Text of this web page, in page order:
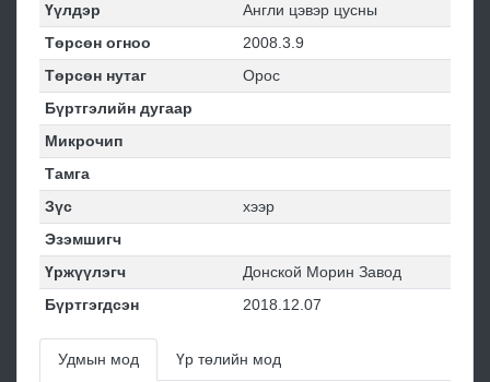
Үүлдэр
Англи цэвэр цусны
Төрсөн огноо
2008.3.9
Төрсөн нутаг
Орос
Бүртгэлийн дугаар
Микрочип
Тамга
Зүс
хээр
Эзэмшигч
Үржүүлэгч
Донской Морин Завод
Бүртгэгдсэн
2018.12.07
Удмын мод Үр төлийн мод